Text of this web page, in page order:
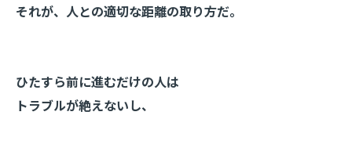
それが、人との適切な距離の取り方だ。
ひたすら前に進むだけの人は
トラブルが絶えないし、